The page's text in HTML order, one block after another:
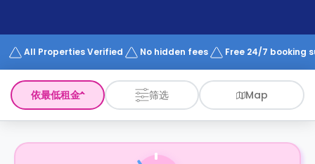
Works
All Properties Verified No hidden fees Free 24/7 booking
依最低租金 筛选 Map